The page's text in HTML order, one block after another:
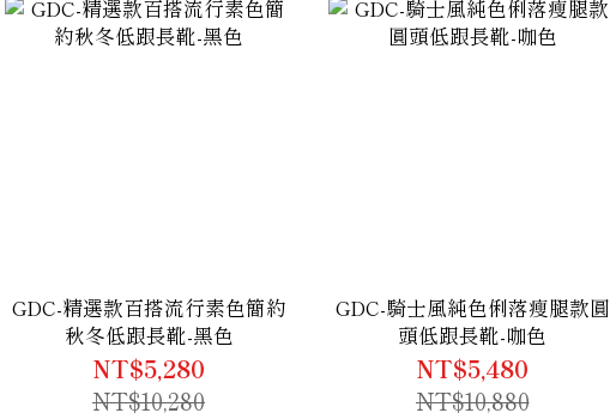
GDC-精選款百搭流行素色簡約
秋冬低跟長靴-黑色
NT$5,280
NT$10,280
GDC-騎士風純色俐落瘦腿款圓
頭低跟長靴-咖色
NT$5,480
NT$10,880